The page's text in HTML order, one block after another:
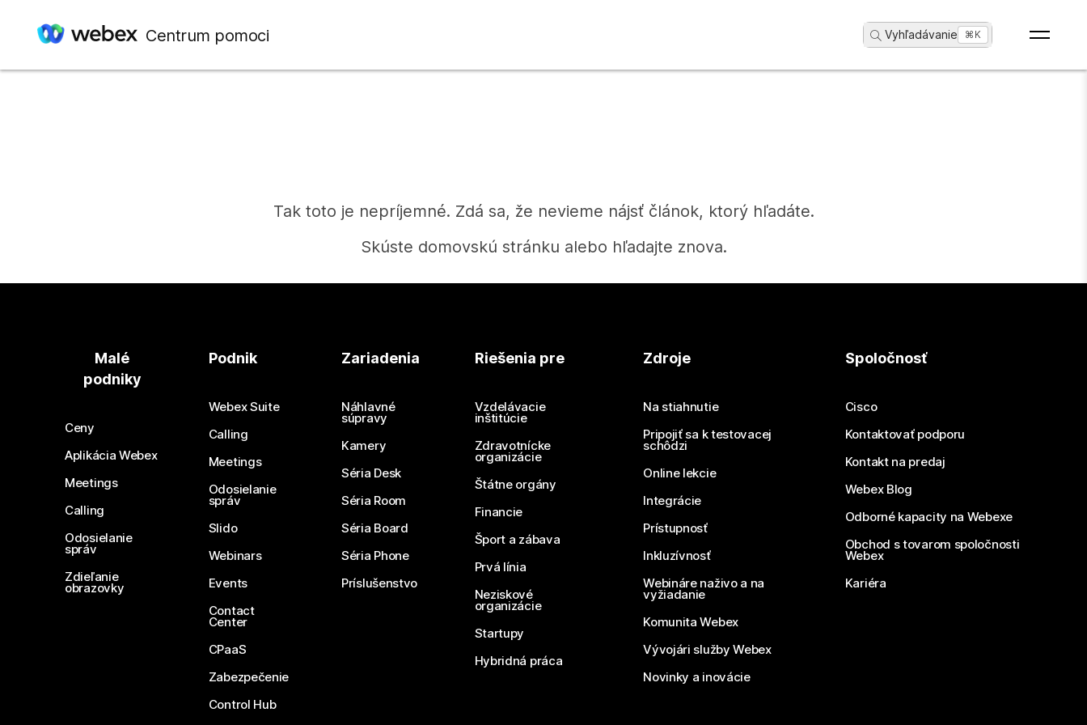
Centrum pomoci Vyhľadávanie ...⌘K
Tak toto je nepríjemné. Zdá sa, že nevieme nájsť článok, ktorý hľadáte.
Skúste domovskú stránku alebo hľadajte znova.
Potrebujete odpoveď?
Odoslať otázku
Malé
podniky
Ceny
Aplikácia Webex
Meetings
Calling
Odosielanie
správ
Zdieľanie
obrazovky
Podnik
Webex Suite
Calling
Meetings
Odosielanie
správ
Slido
Webinars
Events
Contact
Center
CPaaS
Zabezpečenie
Control Hub
Zariadenia
Náhlavné
súpravy
Kamery
Séria Desk
Séria Room
Séria Board
Séria Phone
Príslušenstvo
Riešenia pre
Vzdelávacie
inštitúcie
Zdravotnícke
organizácie
Štátne orgány
Financie
Šport a zábava
Prvá línia
Neziskové
organizácie
Startupy
Hybridná práca
Zdroje
Na stiahnutie
Pripojiť sa k testovacej
schôdzi
Online lekcie
Integrácie
Prístupnosť
Inkluzívnosť
Webináre naživo a na
vyžiadanie
Komunita Webex
Vývojári služby Webex
Novinky a inovácie
Spoločnosť
Cisco
Kontaktovať podporu
Kontakt na predaj
Webex Blog
Odborné kapacity na Webexe
Obchod s tovarom spoločnosti
Webex
Kariéra